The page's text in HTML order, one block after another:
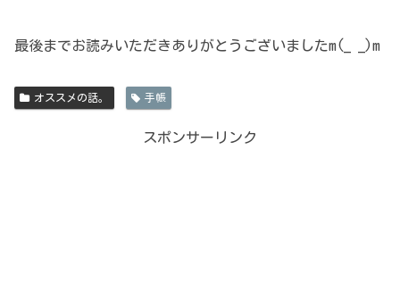
最後までお読みいただきありがとうございましたm(_ _)m
オススメの話。 手帳
スポンサーリンク